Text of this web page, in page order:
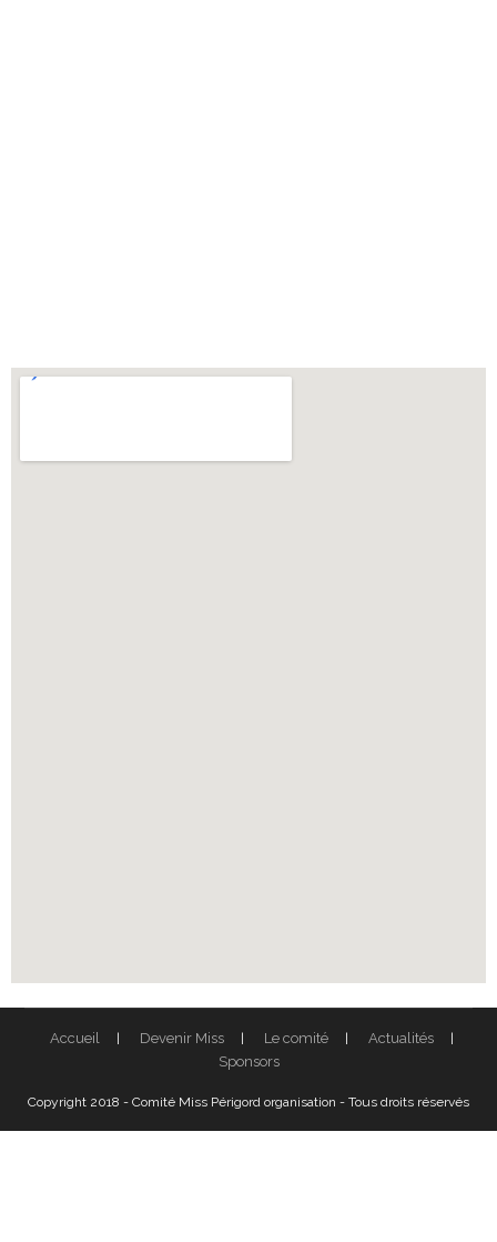
Accueil Devenir Miss Le comité
Actualités
Sponsors
Copyright 2018 - Comité Miss Périgord organisation - Tous droits réservés